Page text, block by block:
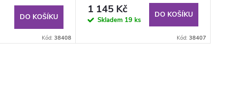
DO KOŠÍKU
Kód: 38408
1 145 Kč
Skladem 19 ks
DO KOŠÍKU
Kód: 38407